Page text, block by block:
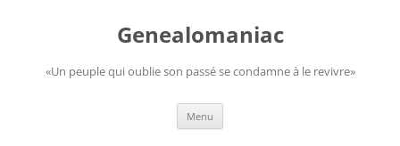
Genealomaniac
«Un peuple qui oublie son passé se condamne à le revivre»
Menu